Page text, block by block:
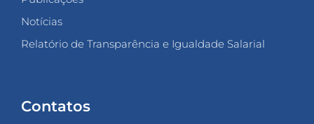
Notícias
Relatório de Transparência e Igualdade Salarial
Contatos